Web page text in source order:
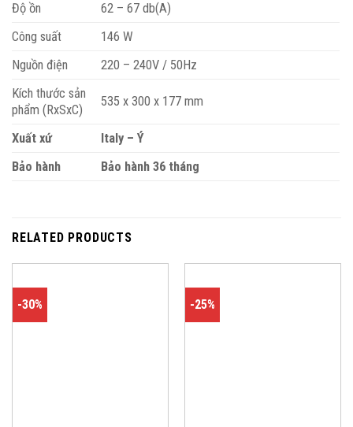
Độ ồn
62 – 67 db(A)
Công suất
146 W
Nguồn điện
220 – 240V / 50Hz
Kích thước sản
phẩm (RxSxC)
535 x 300 x 177 mm
Xuất xứ
Italy – Ý
Bảo hành
Bảo hành 36 tháng
RELATED PRODUCTS
-30% -25%